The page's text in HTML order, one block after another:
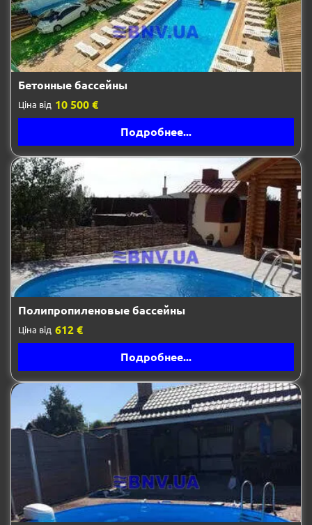
Бетонные бассейны
Ціна від 10 500 €
Подробнее...
Полипропиленовые бассейны
Ціна від 612 €
Подробнее...